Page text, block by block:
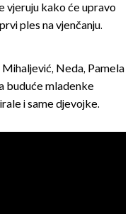
vjeruju kako će upravo
ples na vjenčanju.
Neda, Pamela
buduće mladenke
i same djevojke.